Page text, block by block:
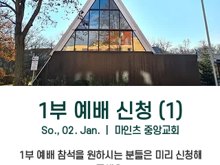
1부 예배 신청 (1)
So., 02. Jan.
  |
마인츠 중앙교회
1부 예배 참석을 원하시는 분들은 미리 신청해